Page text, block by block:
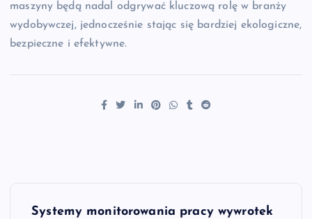
maszyny będą nadal odgrywać kluczową rolę w branży
wydobywczej, jednocześnie stając się bardziej ekologiczne,
bezpieczne i efektywne.
NSystemy monitorowania pracy wywrotek